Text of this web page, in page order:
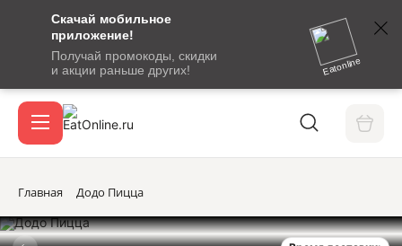
Скачай мобильное
приложение!
Получай промокоды, скидки
и акции раньше других!
Eatonline
сообщение
кодом
подтверждения
Акции
Главная Додо Пицца